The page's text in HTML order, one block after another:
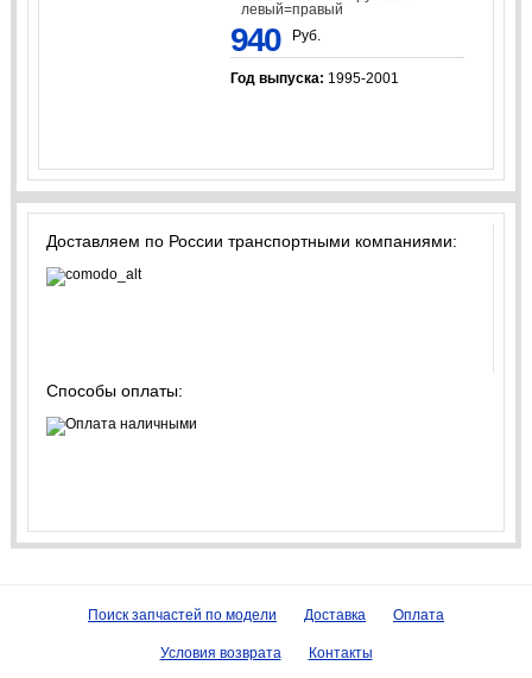
левый=правый
940 Руб.
Год выпуска: 1995-2001
Доставляем по России транспортными компаниями:
Способы оплаты:
Поиск запчастей по модели Доставка Оплата
Условия возврата Контакты